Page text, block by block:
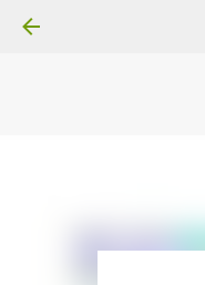
Superheldenserien